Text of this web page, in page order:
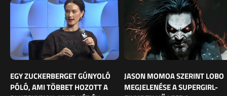
EGY ZUCKERBERGET GÚNYOLÓ
PÓLÓ, AMI TÖBBET HOZOTT A
JASON MOMOA SZERINT LOBO
MEGJELENÉSE A SUPERGIRL-